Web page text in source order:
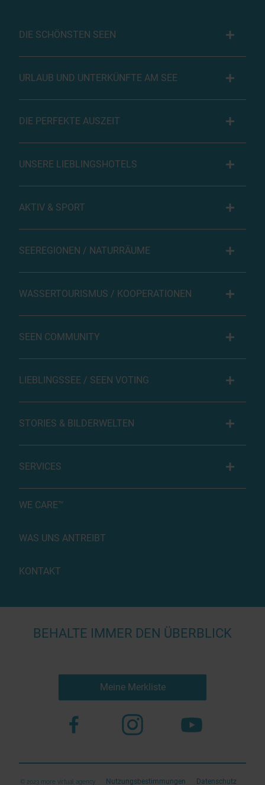
DIE SCHÖNSTEN SEEN
URLAUB UND UNTERKÜNFTE AM SEE
DIE PERFEKTE AUSZEIT
UNSERE LIEBLINGSHOTELS
AKTIV & SPORT
SEEREGIONEN / NATURRÄUME
WASSERTOURISMUS / KOOPERATIONEN
SEEN COMMUNITY
LIEBLINGSSEE / SEEN VOTING
STORIES & BILDERWELTEN
SERVICES
WE CARE™
WAS UNS ANTREIBT
KONTAKT
BEHALTE IMMER DEN ÜBERBLICK
Meine Merkliste
© 2023 more virtual agency Nutzungsbestimmungen Datenschutz